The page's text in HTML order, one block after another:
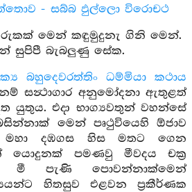
- සබ්බ ඵුල්ලො විරොචථ
රුකක් මෙන් කඳුමුදුනැ ගිනි මෙන්.
සුපිපී බැබලුණු සේක.
බහුදෙවරත්තිං ධම්මියා කථාය
සන්‍ථාගාර අනුමෝදනා ඇතුළත්
යුතුය. එදා භාග්‍යවතුන් වහන්සේ
මෙන් පෘථුවියෙහි ඕජාව
දඹගස හිස මතට ගෙන
යොදුනක් පමණවු මීවදය චක්‍ර
මී පැණි පොවන්නාක්මෙන්
හිතසුව එළවන ප්‍රකීර්ණක